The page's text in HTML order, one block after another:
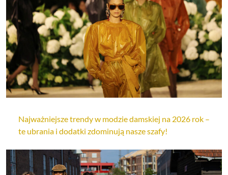
Najważniejsze trendy w modzie damskiej na 2026 rok –
te ubrania i dodatki zdominują nasze szafy!